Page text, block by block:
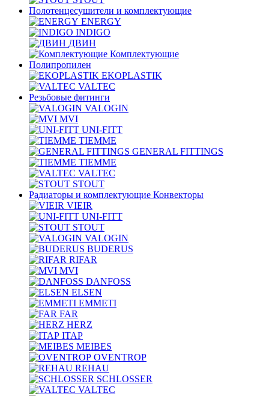
Полотенцесушители и комплектующие
ENERGY
INDIGO
ДВИН
Комплектующие
Полипропилен
EKOPLASTIK
VALTEC
Рeзьбовые фитинги
VALOGIN
MVI
UNI-FITT
TIEMME
GENERAL FITTINGS
TIEMME
VALTEC
STOUT
Радиаторы и комплектующие Конвекторы
VIEIR
UNI-FITT
STOUT
VALOGIN
BUDERUS
RIFAR
MVI
DANFOSS
ELSEN
EMMETI
FAR
HERZ
ITAP
MEIBES
OVENTROP
REHAU
SCHLOSSER
VALTEC